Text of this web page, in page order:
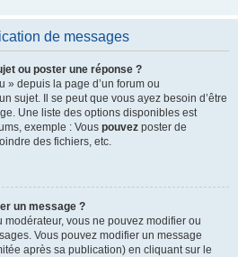
de messages
ou poster une réponse ?
» depuis la page d’un forum ou
sujet. Il se peut que vous ayez besoin d’être
Une liste des options disponibles est
exemple : Vous pouvez poster de
des fichiers, etc.
un message ?
modérateur, vous ne pouvez modifier ou
Vous pouvez modifier un message
après sa publication) en cliquant sur le